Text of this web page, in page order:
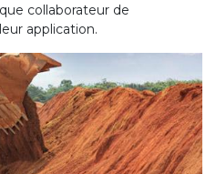
collaborateur de
application.